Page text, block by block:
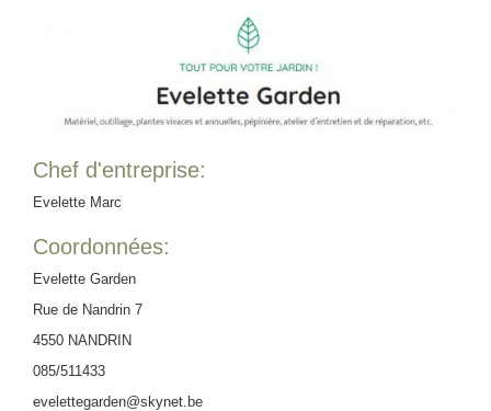
Chef d'entreprise:
Evelette Marc
Coordonnées:
Evelette Garden
Rue de Nandrin 7
4550 NANDRIN
085/511433
evelettegarden@skynet.be